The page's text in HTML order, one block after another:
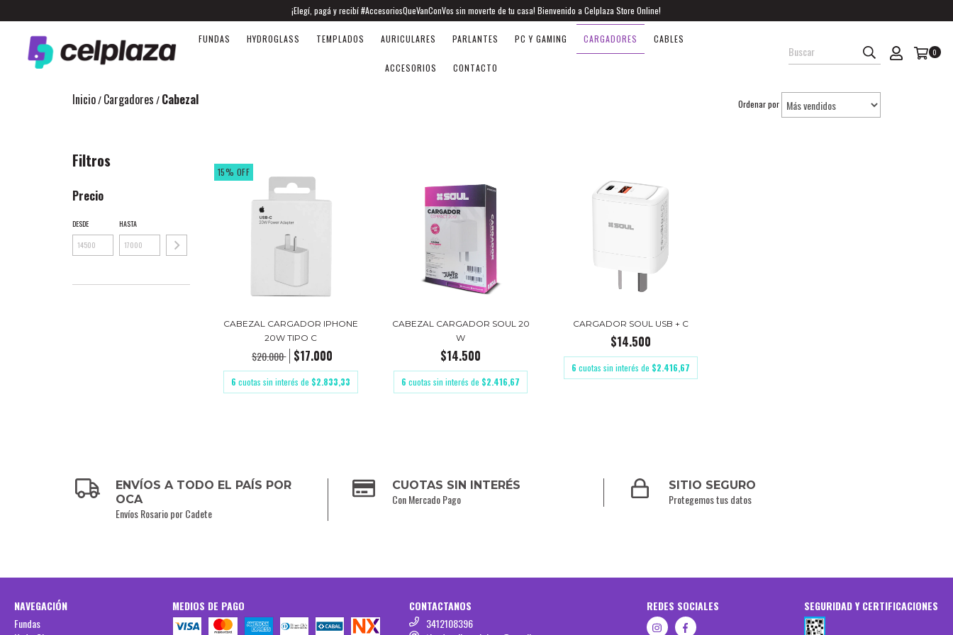
¡Elegí, pagá y recibí #AccesoriosQueVanConVos sin moverte de tu casa! Bienvenido a Celplaza Store Online!
FUNDAS HYDROGLASS TEMPLADOS AURICULARES PARLANTES PC Y GAMING CARGADORES CABLES
ACCESORIOS CONTACTO
0
Inicio/Cargadores/Cabezal Ordenar por
Filtros
Precio
DESDE HASTA
15% OFF
CABEZAL CARGADOR IPHONE
20W TIPO C
$20.000 $17.000
6 cuotas sin interés de $2.833,33
CABEZAL CARGADOR SOUL 20
W
$14.500
6 cuotas sin interés de $2.416,67
CARGADOR SOUL USB + C
$14.500
6 cuotas sin interés de $2.416,67
ENVÍOS A TODO EL PAÍS POR
OCA
Envíos Rosario por Cadete
CUOTAS SIN INTERÉS
Con Mercado Pago
SITIO SEGURO
Protegemos tus datos
NAVEGACIÓN
Fundas
MEDIOS DE PAGO
CONTACTANOS
3412108396
REDES SOCIALES SEGURIDAD Y CERTIFICACIONES